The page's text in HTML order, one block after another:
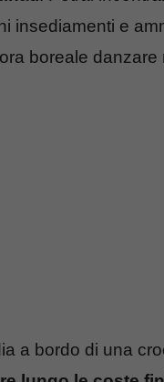
insediamenti e
boreale
a bordo di una